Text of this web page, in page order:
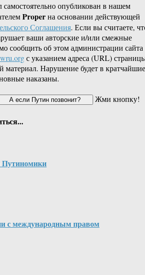
опубликован в нашем
Properна основании действующей
Соглашения. Если вы считаете,
ваши авторские и/или смежные
сообщить об этом администрации сайта
с указанием адреса (URL)
материал. Нарушение будет в кратчайшие
наказаны.
Жми кнопку!
Путиномики
с международным правом